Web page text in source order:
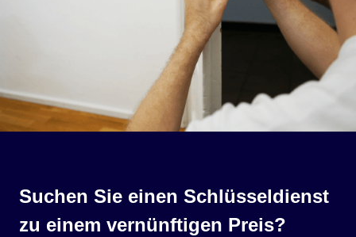
Suchen Sie einen Schlüsseldienst
zu einem vernünftigen Preis?